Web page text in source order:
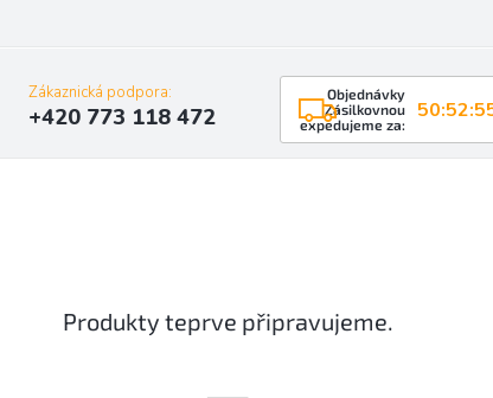
Zákaznická podpora:
+420 773 118 472
Objednávky
Zásilkovnou
expedujeme za:
Produkty teprve připravujeme.